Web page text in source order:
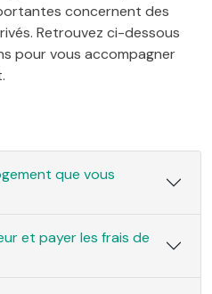
concernent des
Retrouvez ci-dessous
pour vous accompagner
que vous
et payer les frais de